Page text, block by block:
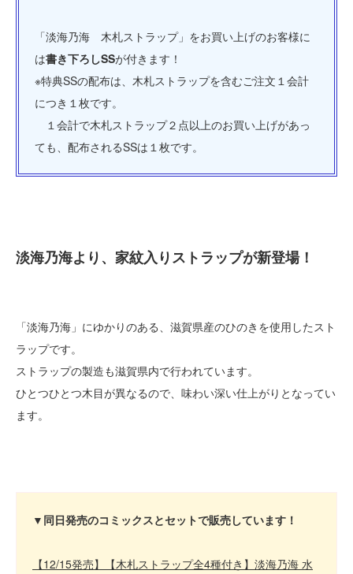
「淡海乃海 木札ストラップ」をお買い上げのお客様に
は書き下ろしSSが付きます！
※特典SSの配布は、木札ストラップを含むご注文１会計
につき１枚です。
１会計で木札ストラップ２点以上のお買い上げがあっ
ても、配布されるSSは１枚です。
淡海乃海より、家紋入りストラップが新登場！
「淡海乃海」にゆかりのある、滋賀県産のひのきを使用したスト
ラップです。
ストラップの製造も滋賀県内で行われています。
ひとつひとつ木目が異なるので、味わい深い仕上がりとなってい
ます。
▼同日発売のコミックスとセットで販売しています！
【12/15発売】【木札ストラップ全4種付き】淡海乃海 水